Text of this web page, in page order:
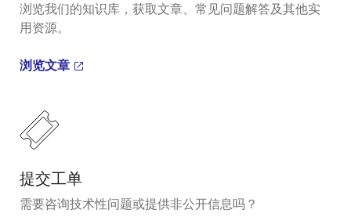
浏览我们的知识库，获取文章、常见问题解答及其他实
用资源。
浏览文章
提交工单
需要咨询技术性问题或提供非公开信息吗？